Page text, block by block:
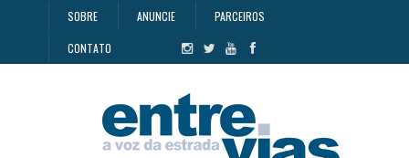
SOBRE ANUNCIE PARCEIROS
CONTATO